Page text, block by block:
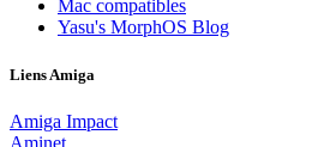
Mac compatibles
Yasu's MorphOS Blog
Liens Amiga
Amiga Impact
Aminet